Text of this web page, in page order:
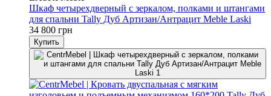
Шкаф четырехдверный с зеркалом, полками и штангами
для спальни Tally Дуб Артизан/Антрацит Meble Laski
34 800 грн
Купить